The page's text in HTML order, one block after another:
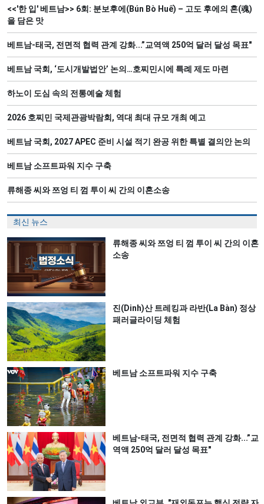
<<'한 입' 베트남>> 6회: 분보후에(Bún Bò Huế) – 고도 후에의 혼(魂)
을 담은 맛
베트남-태국, 전면적 협력 관계 강화...”교역액 250억 달러 달성 목표"
베트남 국회, ‘도시개발법안’ 논의…호찌민시에 특례 제도 마련
하노이 도심 속의 전통예술 체험
2026 호찌민 국제관광박람회, 역대 최대 규모 개최 예고
베트남 국회, 2027 APEC 준비 시설 적기 완공 위한 특별 결의안 논의
베트남 소프트파워 지수 구축
류해종 씨와 쯔엉 티 껌 투이 씨 간의 이혼소송
최신 뉴스
류해종 씨와 쯔엉 티 껌 투이 씨 간의 이혼
소송
진(Dinh)산 트레킹과 라반(La Bàn) 정상
패러글라이딩 체험
베트남 소프트파워 지수 구축
베트남-태국, 전면적 협력 관계 강화...”교
역액 250억 달러 달성 목표"